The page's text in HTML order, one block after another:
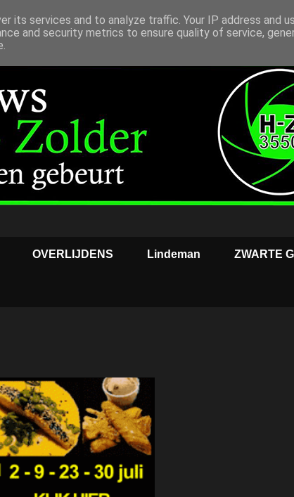
OVERLIJDENS Lindeman ZWARTE
its services and to analyze traffic. Your IP address and
and security metrics to ensure quality of service,